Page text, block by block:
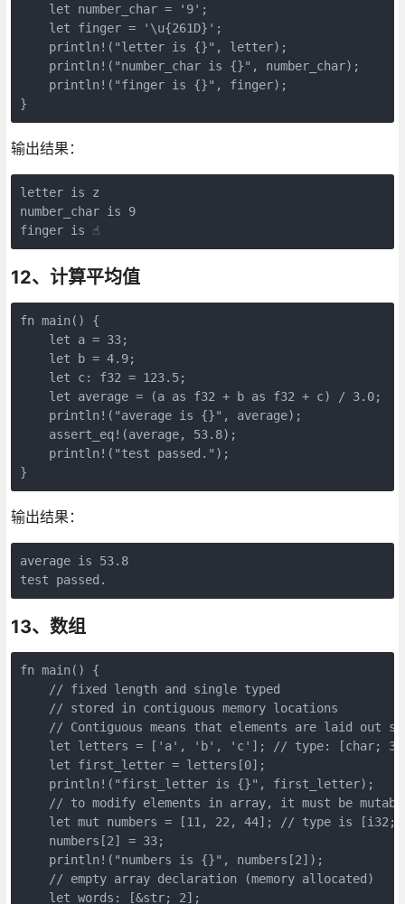
    let number_char = '9';
    let finger = '\u{261D}';
    println!("letter is {}", letter);
    println!("number_char is {}", number_char);
    println!("finger is {}", finger);
输出结果：
letter is z
number_char is 9
finger is ☝
12、计算平均值
fn main() {
    let a = 33;
    let b = 4.9;
    let c: f32 = 123.5;
    let average = (a as f32 + b as f32 + c) / 3.0;
    println!("average is {}", average);
    assert_eq!(average, 53.8);
    println!("test passed.");
输出结果：
average is 53.8
13、数组
fn main() {
    // fixed length and single typed
    // stored in contiguous memory locations
// Contiguous means that elements are laid out
    let letters = ['a', 'b', 'c']; // type: [char; 3]
    let first_letter = letters[0];
    println!("first_letter is {}", first_letter);
// to modify elements in array, it must be
let mut numbers = [11, 22, 44]; // type is [i32;
    numbers[2] = 33;
    println!("numbers is {}", numbers[2]);
    // empty array declaration (memory allocated)
    let words: [&str; 2];